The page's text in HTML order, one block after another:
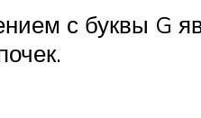
с буквы G